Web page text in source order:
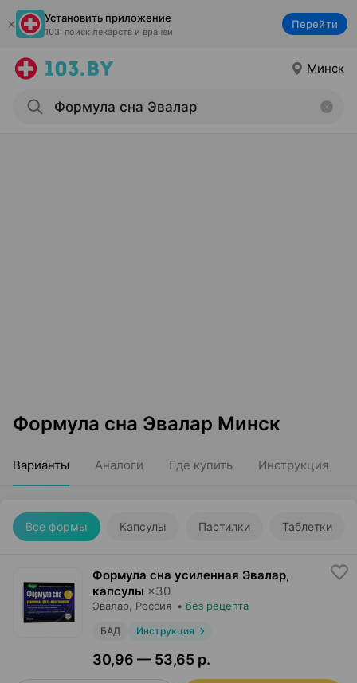
Установить приложение
103: поиск лекарств и врачей
Перейти
Минск
Формула сна Эвалар Минск
Варианты Аналоги Где купить Инструкция
Все формы Капсулы Пастилки Таблетки
Формула сна усиленная Эвалар,
капсулы ×30
Эвалар , Россия • без рецепта
БАД Инструкция
30,96 — 53,65 р.